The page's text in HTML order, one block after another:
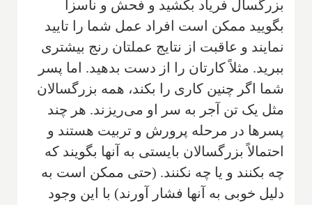
بزرگسال فریاد بکشید و فحش و ناسزا
بگویید ممکن است افراد عمل شما را تایید
نمایند و عاقبت از نتایج عملتان ر‌نج بیشتری
ببرید. مثلاً کارتان را از دست بدهید. اما پسر
شما اگر چنین کاری را بکند، همه بزرگسالان
مثل یک تن آجر به سر او می‌ریزند. هر چند
پسرها در مرحله پرورش و تربیت هستند و
احتمالاً بزرگسالان بایستی به آنها بگویند که
چه بکنند و یا چه نکنند. (حتی ممکن است به
دلیل خوبی به آنها فشار آورند) با این وجود